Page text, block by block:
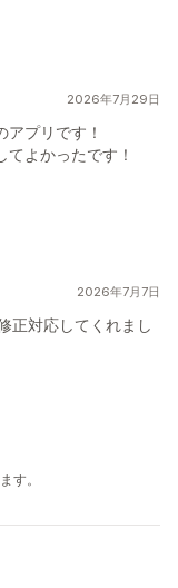
2026年7月29日
プリです！
よかったです！
2026年7月7日
正対応してくれまし
す。